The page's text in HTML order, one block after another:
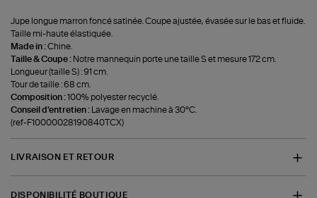
Jupe longue marron foncé satinée. Coupe ajustée, évasée sur le bas et fluide.
Taille mi-haute élastiquée.
Made in :Chine.
Taille & Coupe : Notre mannequin porte une taille S et mesure 172 cm.
Longueur (taille S) : 91 cm.
Tour de taille : 68 cm.
Composition :100% polyester recyclé.
Conseil d'entretien :
Lavage en machine à 30°C.
(ref-F10000028190840TCX)
LIVRAISON ET RETOUR
DISPONIBILITÉ BOUTIQUE